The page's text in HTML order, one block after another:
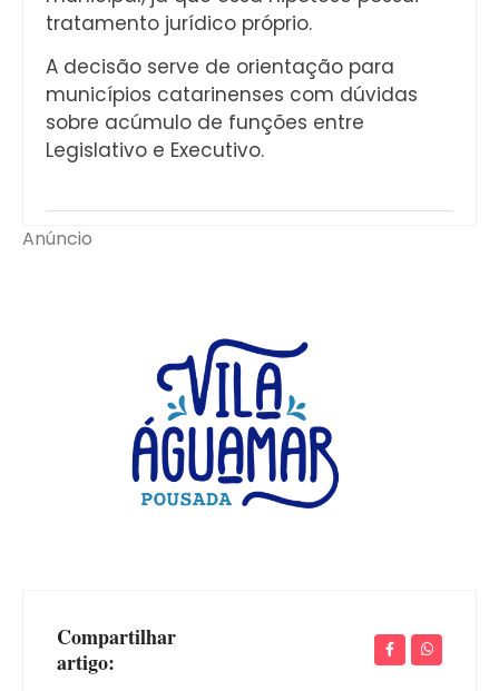
tratamento jurídico próprio.
A decisão serve de orientação para
municípios catarinenses com dúvidas
sobre acúmulo de funções entre
Legislativo e Executivo.
Anúncio
Compartilhar
artigo: